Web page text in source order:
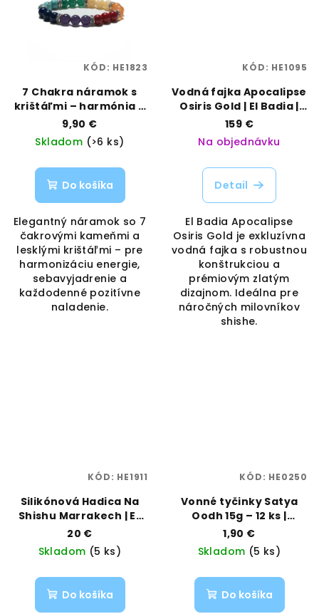
7 Chakra náramok s
krištáľmi – harmónia a
lesk | VAPORAMA
9,90 €
Skladom (>6 ks)
Do košíka
Elegantný náramok so 7
čakrovými kameňmi a
lesklými krištáľmi – pre
harmonizáciu energie,
sebavyjadrenie a
každodenné pozitívne
naladenie.
KÓD: HE1823
Vodná fajka Apocalipse
Osiris Gold | El Badia |
Vaporama
159 €
Na objednávku
Detail
El Badia Apocalipse
Osiris Gold je exkluzívna
vodná fajka s robustnou
konštrukciou a
prémiovým zlatým
dizajnom. Ideálna pre
náročných milovníkov
shishe.
KÓD: HE1095
Silikónová Hadica Na
Shishu Marrakech | EL
BADIA | VAPORAMA
20 €
Skladom (5 ks)
Do košíka
KÓD: HE1911
Vonné tyčinky Satya
Oodh 15g – 12 ks |
Luxusná oud vôňa
Orientu | Vaporama
1,90 €
Skladom (5 ks)
Do košíka
KÓD: HE0250